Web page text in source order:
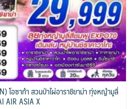
ชิยาม่า ทุ่งหญ้ามูลี่
AIR ASIA X